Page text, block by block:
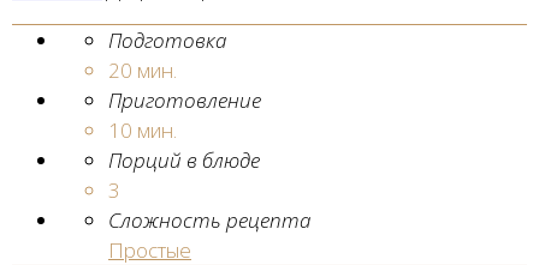
Подготовка
20 мин.
Приготовление
10 мин.
Порций в блюде
3
Сложность рецепта
Простые